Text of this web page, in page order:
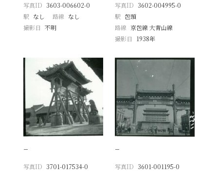
写真ID 3603-006602-0
駅 なし 路線 なし
撮影日
不明
写真ID 3602-004995-0
駅 包頭
路線 京包線 大青山線
撮影日
1938年
−
写真ID 3701-017534-0
−
写真ID 3601-001195-0